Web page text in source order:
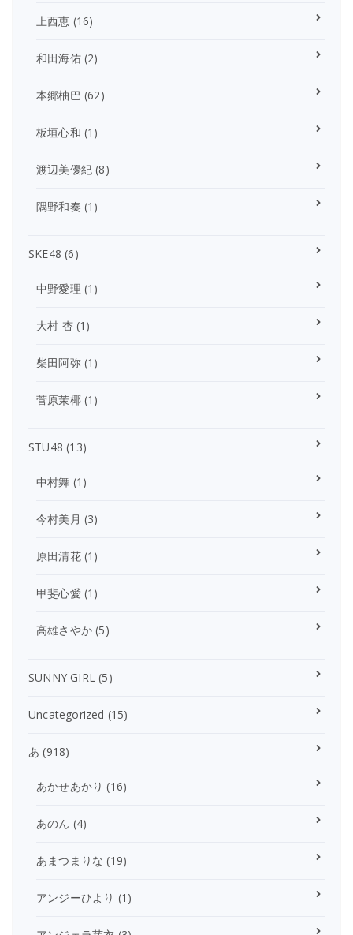
上西恵 (16)
和田海佑(2)
本郷柚巴 (62)
板垣心和 (1)
渡辺美優紀 (8)
隅野和奏 (1)
SKE48 (6)
中野愛理 (1)
大村 杏(1)
柴田阿弥(1)
菅原茉椰(1)
STU48 (13)
中村舞 (1)
今村美月 (3)
原田清花(1)
甲斐心愛 (1)
高雄さやか (5)
SUNNY GIRL (5)
Uncategorized (15)
あ (918)
あかせあかり (16)
あのん (4)
あまつまりな (19)
アンジーひより (1)